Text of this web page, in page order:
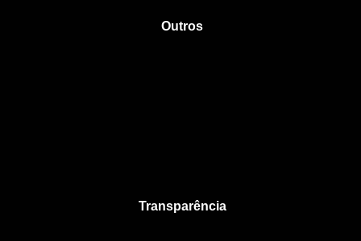
Outros
Transparência